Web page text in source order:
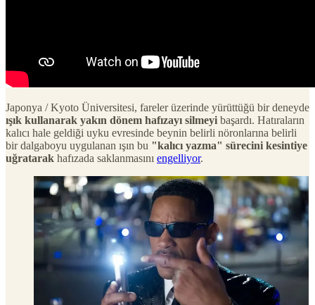
Japonya / Kyoto Üniversitesi, fareler üzerinde yürüttüğü bir deneyde
ışık kullanarak yakın dönem hafızayı silmeyi başardı. Hatıraların
kalıcı hale geldiği uyku evresinde beynin belirli nöronlarına belirli
bir dalgaboyu uygulanan ışın bu "kalıcı yazma" sürecini kesintiye
uğratarak hafızada saklanmasını engelliyor.